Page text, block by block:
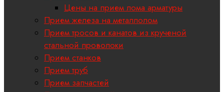
Цены на прием лома арматуры
Прием железа на металлолом
Прием тросов и канатов из крученой
стальной проволоки
Прием станков
Прием труб
Прием запчастей